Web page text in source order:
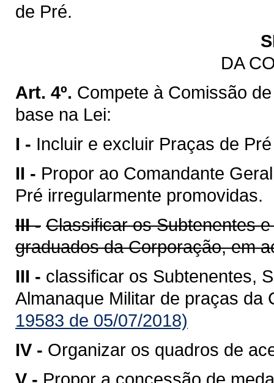
de Pré.
DA
Art. 4º. Compete à Comissão
base na Lei:
I - Incluir e excluir Praças de
II - Propor ao Comandante
Pré irregularmente promovidas.
III - Classificar os Subtenentes
graduados da Corporação, em
III - classificar os Subtenentes,
Almanaque Militar de praças da
19583 de 05/07/2018)
IV - Organizar os quadros de
V - Propor a concessão de